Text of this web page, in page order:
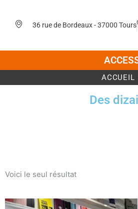
contenu
36 rue de Bordeaux - 37000 Tours
ACCUEIL
Des
Voici le seul résultat